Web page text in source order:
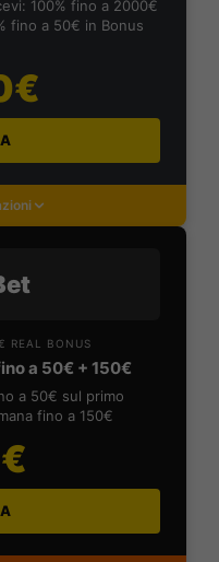
100% fino a 2000€
fino a 50€ in Bonus
REAL BONUS
a 50€ + 150€
a 50€ sul primo
fino a 150€